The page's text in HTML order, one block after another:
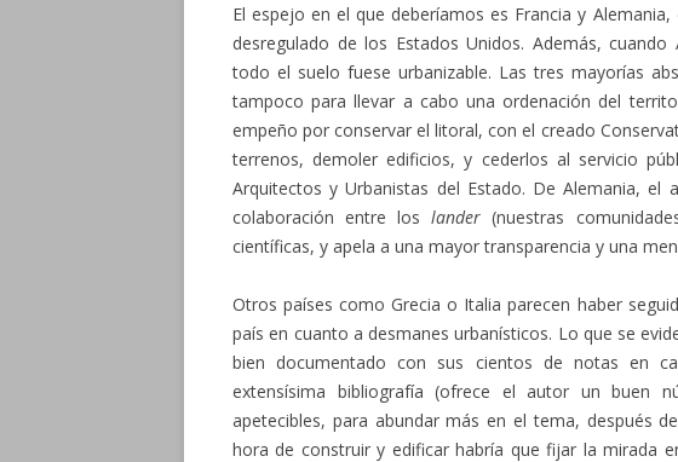
El espejo en el que deberíamos es Francia y
desregulado de los Estados Unidos. Además,
todo el suelo fuese urbanizable. Las tres mayorías
tampoco para llevar a cabo una ordenación del
empeño por conservar el litoral, con el creado
terrenos, demoler edificios, y cederlos al servicio
Arquitectos y Urbanistas del Estado. De Alemania,
colaboración entre loslander (nuestras
científicas, y apela a una mayor transparencia y una
Otros países como Grecia o Italia parecen haber
país en cuanto a desmanes urbanísticos. Lo que se
bien documentado con sus cientos de notas en
extensísima bibliografía (ofrece el autor un buen
apetecibles, para abundar más en el tema, después
hora de construir y edificar habría que fijar la mirada